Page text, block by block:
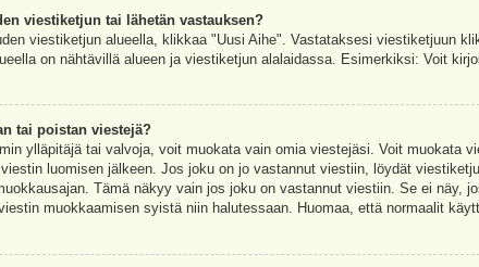
viestiketjun tai lähetän vastauksen?
viestiketjun alueella, klikkaa "Uusi Aihe". Vastataksesi viestiketjuun
on nähtävillä alueen ja viestiketjun alalaidassa. Esimerkiksi: Voit
tai poistan viestejä?
ylläpitäjä tai valvoja, voit muokata vain omia viestejäsi. Voit muokata
luomisen jälkeen. Jos joku on jo vastannut viestiin, löydät
Tämä näkyy vain jos joku on vastannut viestiin. Se ei
muokkaamisen syistä niin halutessaan. Huomaa, että normaalit